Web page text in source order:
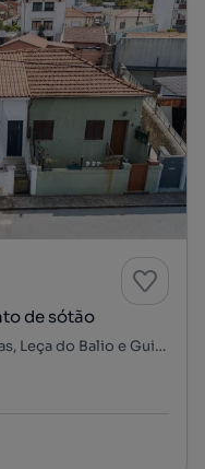
de sótão
Travessa de Cête, Custóias, Custóias, Leça do Balio e Guifões, Matosinhos, Porto